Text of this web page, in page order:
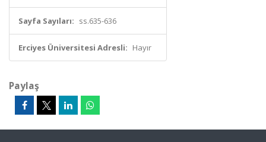
Sayfa Sayıları: ss.635-636
Erciyes Üniversitesi Adresli: Hayır
Paylaş